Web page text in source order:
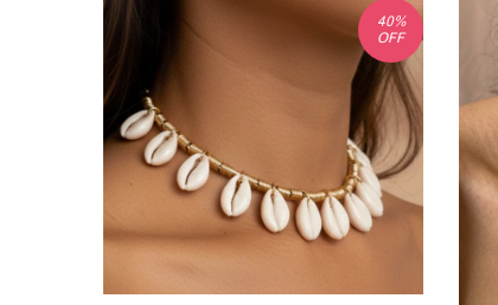
40%
OFF